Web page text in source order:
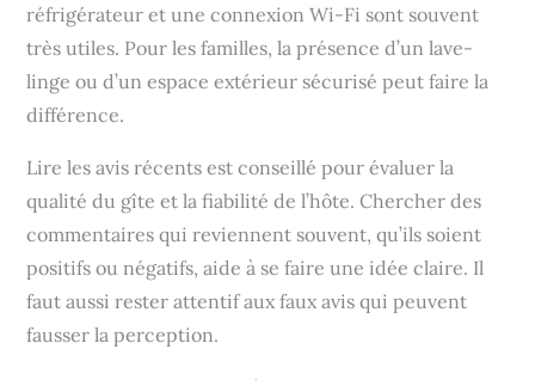
réfrigérateur et une connexion Wi-Fi sont souvent
très utiles. Pour les familles, la présence d’un lave-
linge ou d’un espace extérieur sécurisé peut faire la
différence.
Lire les avis récents est conseillé pour évaluer la
qualité du gîte et la fiabilité de l’hôte. Chercher des
commentaires qui reviennent souvent, qu’ils soient
positifs ou négatifs, aide à se faire une idée claire. Il
faut aussi rester attentif aux faux avis qui peuvent
fausser la perception.